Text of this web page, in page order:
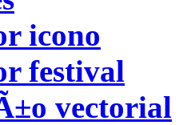
icono
festival
vectorial